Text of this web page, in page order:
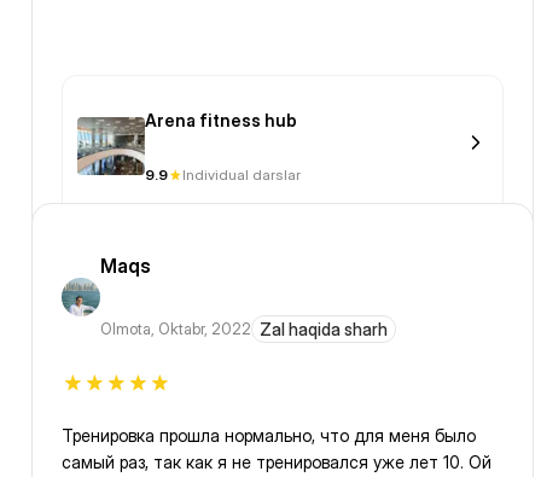
Arena fitness hub
9.9 Individual darslar
Maqs
Olmota, Oktabr, 2022 Zal haqida sharh
Тренировка прошла нормально, что для меня было
самый раз, так как я не тренировался уже лет 10. Ой